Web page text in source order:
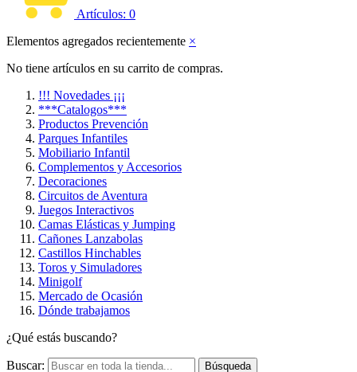
Artículos: 0
Elementos agregados recientemente ×
No tiene artículos en su carrito de compras.
!!! Novedades ¡¡¡
***Catalogos***
Productos Prevención
Parques Infantiles
Mobiliario Infantil
Complementos y Accesorios
Decoraciones
Circuitos de Aventura
Juegos Interactivos
Camas Elásticas y Jumping
Cañones Lanzabolas
Castillos Hinchables
Toros y Simuladores
Minigolf
Mercado de Ocasión
Dónde trabajamos
¿Qué estás buscando?
Buscar: Búsqueda